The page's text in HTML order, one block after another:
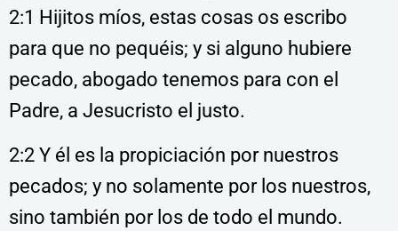
2:1 Hijitos míos, estas cosas os escribo
para que no pequéis; y si alguno hubiere
pecado, abogado tenemos para con el
Padre, a Jesucristo el justo.
2:2 Y él es la propiciación por nuestros
pecados; y no solamente por los nuestros,
sino también por los de todo el mundo.